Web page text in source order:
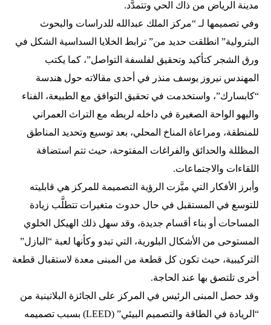
مدينة الرياض من ذاك الحي وتتمدَّد.
وفي تصميمها لـ “مركز الملك عبدالله للدراسات والبحوث
البترولية” انطلقت حديد من” ترابط الخلايا السداسية الشكل في
ورق الشجر كتأكيد وتحقيق لفلسفة التواصل”، كما يكتب
المهندس نيروز يوسف منذر في أحدى مقالاته حول هندسة
“كابسارك”، واستخدمت في تحقيق التوافق مع الطبيعة، الفناء
والبهو الواحة الصغيرة في داخله لربطه مع التراث العمراني
للمنطقة، ومراعاة المناخ المحلي، بعد توسيع وتحديد المناطق
المظللة والحدائق والفراغات المفتوحة، حيث تتم استضافة
اللقاءات والاجتماعات.
وأبرز الأفكار التي ميَّزت الرؤية التصميمة للمركز هي قابليته
للتوسع في المستقبل في حال حدوث متغيرات تتطلَّب زيادة
المساحات أو بناء أقسام جديدة، وقد سهل ذلك الهيكل الخلوي
المستوحى من الأشكال البلورية، التي تبدو وكأنها لعبة “البازل”
التركيبية، حيث تكون كل قطعة من المبنى معدة لاستقبال قطعة
أخرى تلتصق بها عند الحاجة.
وقد حصل المبنى الرئيس في المركز على الجائزة البلاتينية من
“الريادة في الطاقة والتصميم البيئي” (LEED) بسبب تصميمه